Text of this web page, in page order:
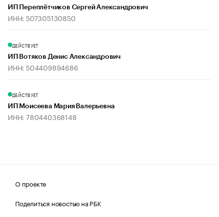
ИП Переплётчиков Сергей Александрович
ИНН: 507305130850
ДЕЙСТВУЕТ
ИП Вотяков Денис Александрович
ИНН: 504409894686
ДЕЙСТВУЕТ
ИП Моисеева Мария Валерьевна
ИНН: 780440368148
О проекте
Поделиться новостью на РБК